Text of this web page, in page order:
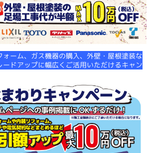
ーム、ガス機器の購入、外壁・屋根塗装な
ードアップに幅広くご活用いただけるキャン